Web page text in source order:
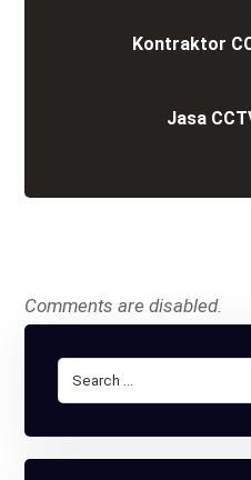
Kontraktor
Jasa
Comments are disabled.